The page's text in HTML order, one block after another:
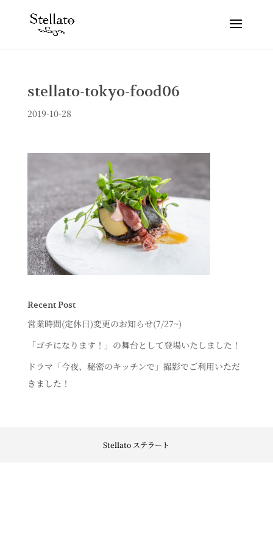
stellato-tokyo-food06
2019-10-28
Recent Post
営業時間(定休日)変更のお知らせ(7/27~)
「ゴチになります！」の舞台として登場いたしました！
ドラマ「今夜、秘密のキッチンで」撮影でご利用いただ
きました！
Stellato ステラート